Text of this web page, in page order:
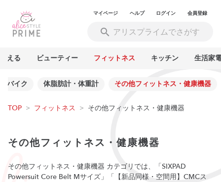
マイページ ヘルプ ログイン 会員登録
える ビューティー フィットネス キッチン 生活家
バイク 体脂肪計・体重計 その他フィットネス・健康機器
TOP > フィットネス > その他フィットネス・健康機器
その他フィットネス・健康機器
その他フィットネス・健康機器 カテゴリでは、「SIXPAD
Powersuit Core Belt Mサイズ」「【新品同様・空間用】CMCス